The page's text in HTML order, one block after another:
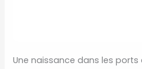
Une naissance dans les ports